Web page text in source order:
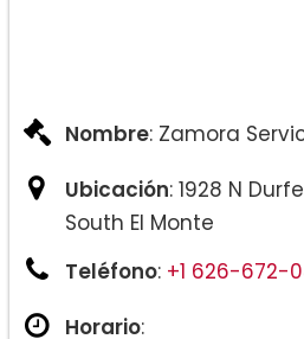
Nombre: Zamora
Ubicación: 1928 N
South El Monte
Teléfono: +1 626-672-
Horario: